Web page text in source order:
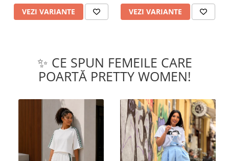
VEZI VARIANTE VEZI VARIANTE
✨ CE SPUN FEMEILE CARE
POARTĂ PRETTY WOMEN!